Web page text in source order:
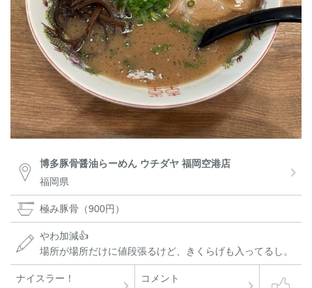
博多豚骨醤油らーめん ウチダヤ 福岡空港店
福岡県
極み豚骨（900円）
やわ加減👍
場所が場所だけに値段張るけど、きくらげも入ってるし。
ナイスラー！ コメント